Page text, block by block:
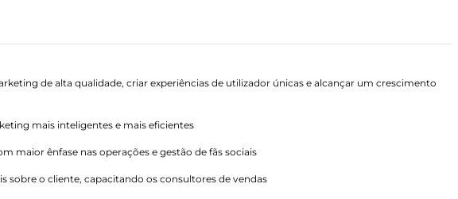
de alta qualidade, criar experiências de utilizador únicas e alcançar um crescimento
mais inteligentes e mais eficientes
maior ênfase nas operações e gestão de fãs sociais
o cliente, capacitando os consultores de vendas